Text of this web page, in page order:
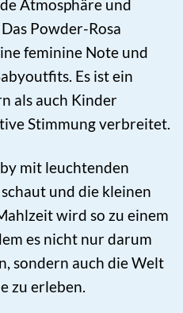
Atmosphäre und
Powder-Rosa
feminine Note und
Es ist ein
als auch Kinder
Stimmung verbreitet.
mit leuchtenden
und die kleinen
wird so zu einem
es nicht nur darum
sondern auch die Welt
zu erleben.